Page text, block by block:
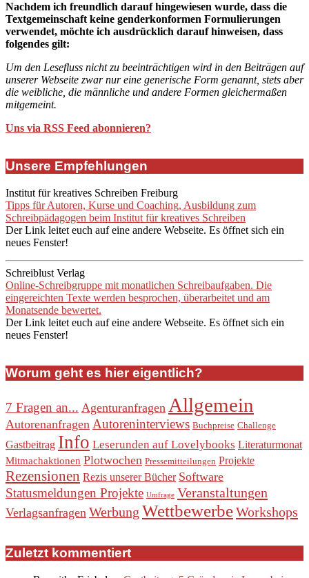
Nachdem ich freundlich darauf hingewiesen wurde, dass die
Textgemeinschaft keine genderkonformen Formulierungen
verwendet, möchte ich ausdrücklich darauf hinweisen, dass
folgendes gilt:
Um den Lesefluss nicht zu beeinträchtigen wird in den Beiträgen auf
unserer Webseite zwar nur eine generische Form genannt, stets aber
die weibliche, die männliche und andere Formen gleichermaßen
mitgemeint.
Uns via RSS Feed abonnieren?
Unsere Empfehlungen
Institut für kreatives Schreiben Freiburg
Tipps für Autoren, Kurse und Coaching, Ausbildung zum
Schreibpädagogen beim Institut für kreatives Schreiben
Der Link leitet euch auf eine andere Webseite. Es öffnet sich ein
neues Fenster!
Schreiblust Verlag
Online-Schreibgruppe mit monatlichen Schreibaufgaben. Die
eingereichten Texte werden besprochen, überarbeitet und am
Monatsende bewertet.
Der Link leitet euch auf eine andere Webseite. Es öffnet sich ein
neues Fenster!
Worum geht es hier eigentlich?
7 Fragen an... Agenturanfragen Allgemein
Autorenanfragen Autoreninterviews Buchpreise Challenge
Gastbeitrag Info Leserunden auf Lovelybooks Literaturmonat
Mitmachaktionen Plotwochen Pressemitteilungen Projekte
Rezensionen Rezis unserer Bücher Software
Statusmeldungen Projekte Umfrage Veranstaltungen
Verlagsanfragen Werbung WettbewerbeWorkshops
Zuletzt kommentiert